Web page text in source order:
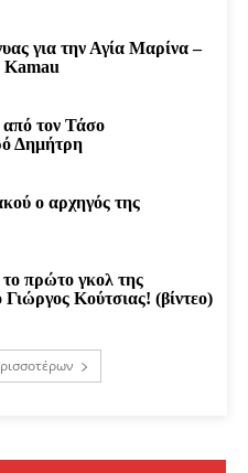
για την Αγία Μαρίνα –
Kamau
τον Τάσο
Δημήτρη
ο αρχηγός της
πρώτο γκολ της
Κούτσιας! (βίντεο)